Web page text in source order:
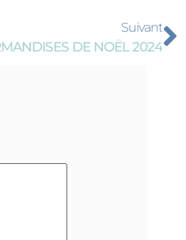
Suivant
DE NOËL 2024